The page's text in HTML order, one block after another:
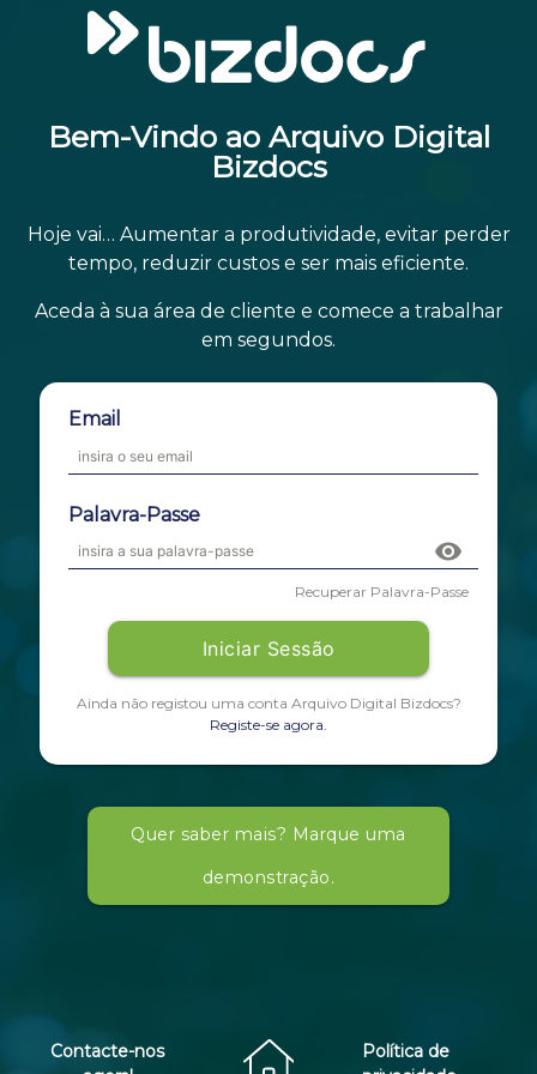
Bem-Vindo ao Arquivo Digital
Bizdocs
Hoje vai… Aumentar a produtividade, evitar perder
tempo, reduzir custos e ser mais eficiente.
Aceda à sua área de cliente e comece a trabalhar
em segundos.
Email
Palavra-Passe
visibility
Recuperar Palavra-Passe
Iniciar Sessão
Ainda não registou uma conta Arquivo Digital Bizdocs?
Registe-se agora.
Quer saber mais? Marque uma
demonstração.
Contacte-nos
Política de